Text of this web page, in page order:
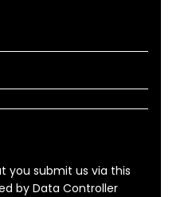
you submit us via this
by Data Controller